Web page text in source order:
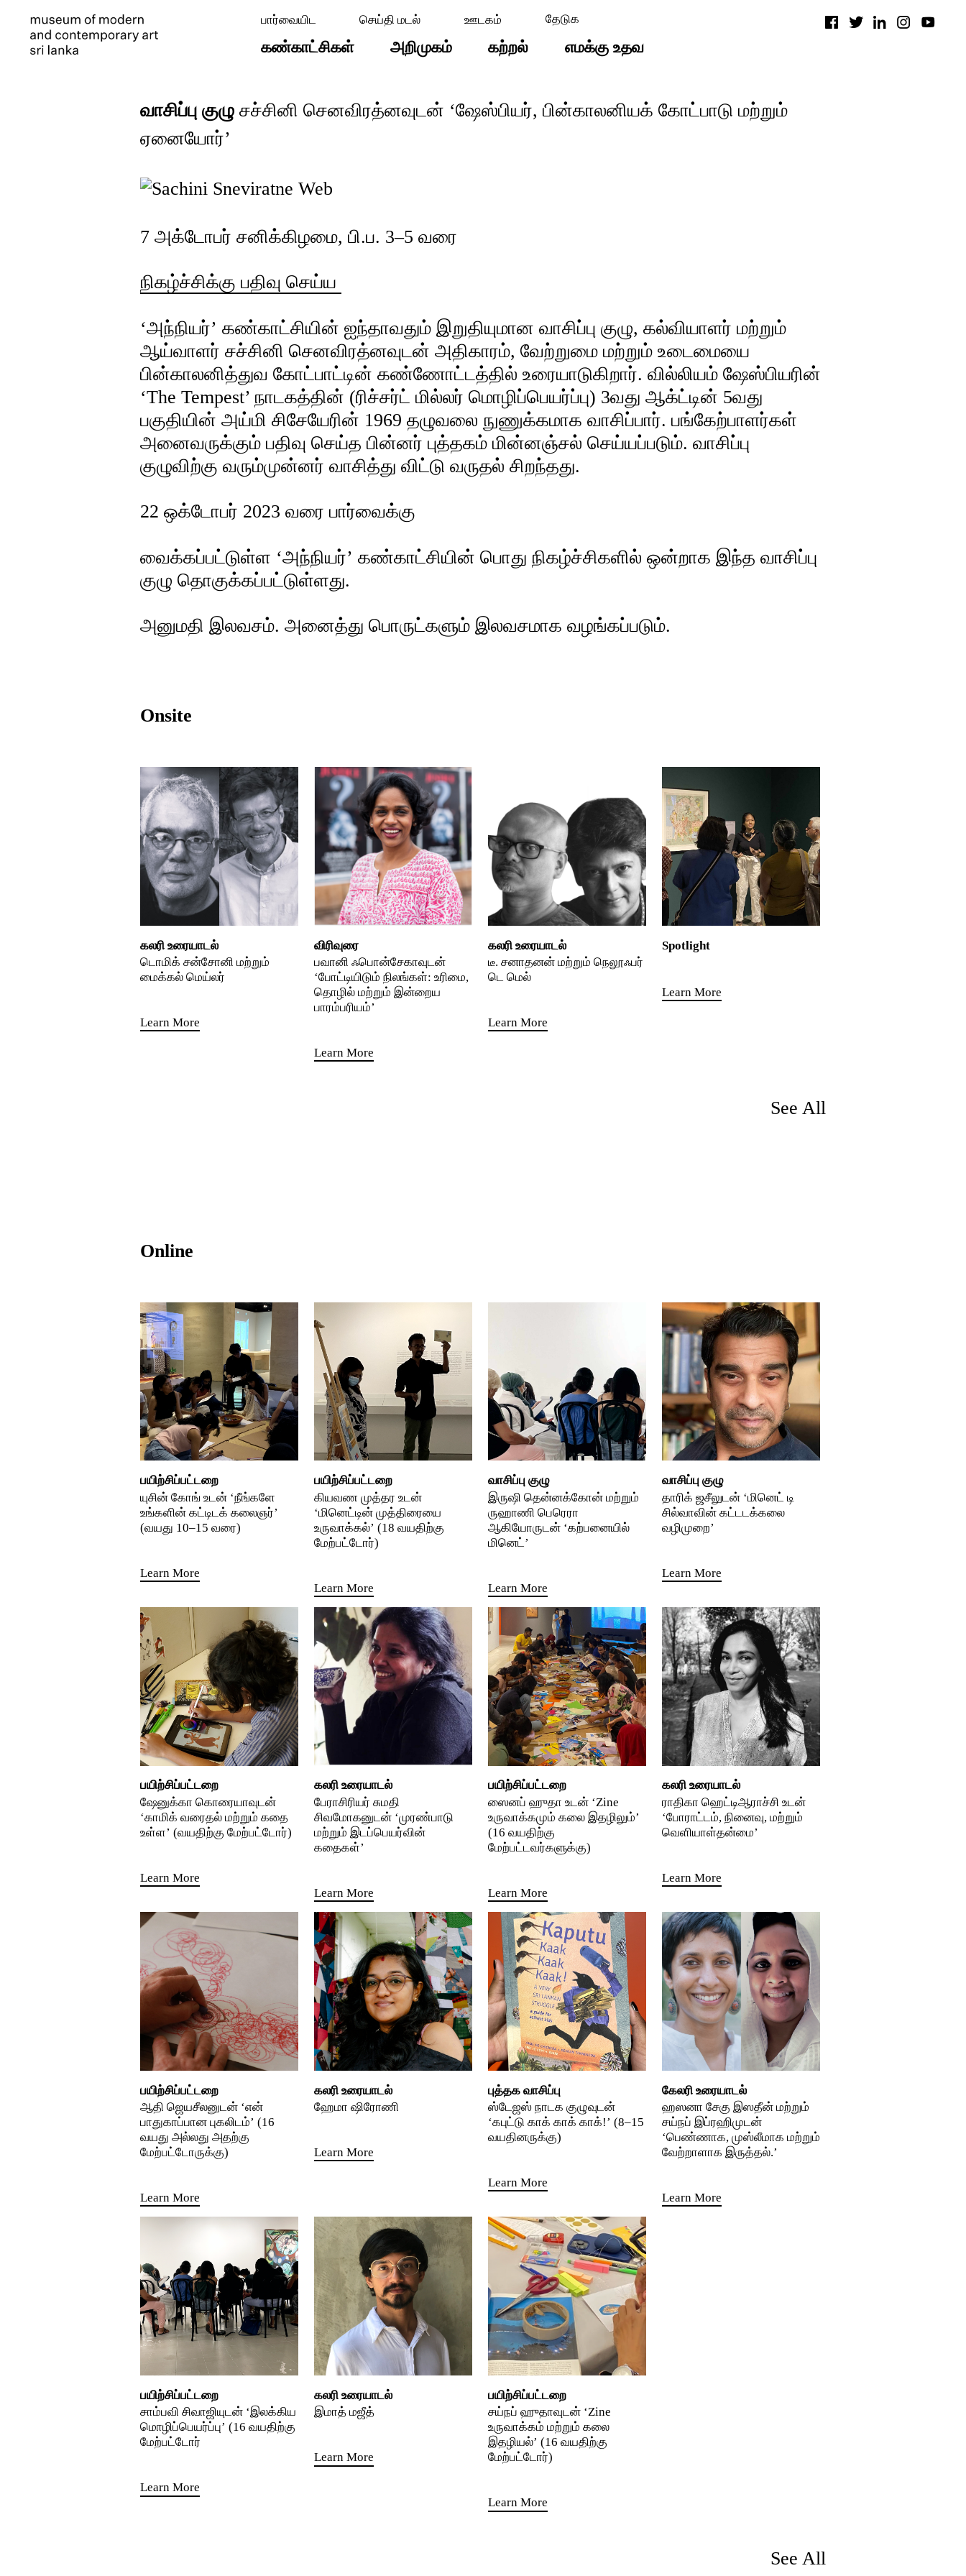
பார்வையிட செய்தி மடல் ஊடகம்
கண்காட்சிகள் அறிமுகம் கற்றல் எமக்கு உதவ
வாசிப்பு குழுசச்சினி செனவிரத்னவுடன் ‘ஷேஸ்பியர், பின்காலனியக் கோட்பாடு மற்றும்
ஏனையோர்’
7 அக்டோபர் சனிக்கிழமை, பி.ப. 3–5 வரை
நிகழ்ச்சிக்கு பதிவு செய்ய
‘அந்நியர்’ கண்காட்சியின் ஐந்தாவதும் இறுதியுமான வாசிப்பு குழு, கல்வியாளர் மற்றும்
ஆய்வாளர் சச்சினி செனவிரத்னவுடன் அதிகாரம், வேற்றுமை மற்றும் உடைமையை
பின்காலனித்துவ கோட்பாட்டின் கண்ணோட்டத்தில் உரையாடுகிறார். வில்லியம் ஷேஸ்பியரின்
‘The Tempest’ நாடகத்தின் (ரிச்சர்ட் மில்லர் மொழிப்பெயர்ப்பு) 3வது ஆக்ட்டின் 5வது
பகுதியின் அய்மி சிசேயேரின் 1969 தழுவலை நுணுக்கமாக வாசிப்பார். பங்கேற்பாளர்கள்
அனைவருக்கும் பதிவு செய்த பின்னர் புத்தகம் மின்னஞ்சல் செய்யப்படும். வாசிப்பு
குழுவிற்கு வரும்முன்னர் வாசித்து விட்டு வருதல் சிறந்தது.
22 ஒக்டோபர் 2023 வரை பார்வைக்கு
வைக்கப்பட்டுள்ள ‘அந்நியர்’ கண்காட்சியின் பொது நிகழ்ச்சிகளில் ஒன்றாக இந்த வாசிப்பு
குழு தொகுக்கப்பட்டுள்ளது.
அனுமதி இலவசம். அனைத்து பொருட்களும் இலவசமாக வழங்கப்படும்.
Onsite
கலரி உரையாடல்
டொமிக் சன்சோனி மற்றும்
மைக்கல் மெய்லர்
Learn More
விரிவுரை
பவானி ஃபொன்சேகாவுடன்
‘போட்டியிடும் நிலங்கள்: உரிமை,
தொழில் மற்றும் இன்றைய
பாரம்பரியம்’
Learn More
கலரி உரையாடல்
டீ. சனாதனன் மற்றும் நெலூஃபர்
டெ மெல்
Learn More
Spotlight
Learn More
See All
Online
பயிற்சிப்பட்டறை
யுசின் கோங் உடன் ‘நீங்களே
உங்களின் கட்டிடக் கலைஞர்’
(வயது 10–15 வரை)
Learn More
பயிற்சிப்பட்டறை
கியவண முத்தர உடன்
‘மினெட்டின் முத்திரையை
உருவாக்கல்’ (18 வயதிற்கு
மேற்பட்டோர்)
Learn More
வாசிப்பு குழு
இருஷி தென்னக்கோன் மற்றும்
ருஹாணி பெரெரா
ஆகியோருடன் ‘கற்பனையில்
மினெட்’
Learn More
வாசிப்பு குழு
தாரிக் ஜசீலுடன் ‘மினெட் டி
சில்வாவின் கட்டடக்கலை
வழிமுறை’
Learn More
பயிற்சிப்பட்டறை
ஷேனுக்கா கொரையாவுடன்
‘காமிக் வரைதல் மற்றும் கதை
உள்ள’ (வயதிற்கு மேற்பட்டோர்)
Learn More
கலரி உரையாடல்
பேராசிரியர் சுமதி
சிவமோகனுடன் ‘முரண்பாடு
மற்றும் இடப்பெயர்வின்
கதைகள்’
Learn More
பயிற்சிப்பட்டறை
ஸைனப் ஹுதா உடன் ‘Zine
உருவாக்கமும் கலை இதழிலும்’
(16 வயதிற்கு
மேற்பட்டவர்களுக்கு)
Learn More
கலரி உரையாடல்
ராதிகா ஹெட்டிஆராச்சி உடன்
‘போராட்டம், நினைவு, மற்றும்
வெளியாள்தன்மை’
Learn More
பயிற்சிப்பட்டறை
ஆதி ஜெயசீலனுடன் ‘என்
பாதுகாப்பான புகலிடம்’ (16
வயது அல்லது அதற்கு
மேற்பட்டோருக்கு)
Learn More
கலரி உரையாடல்
ஹேமா ஷிரோணி
Learn More
புத்தக வாசிப்பு
ஸ்டேஜஸ் நாடக குழுவுடன்
‘கபுட்டு காக் காக் காக்!’ (8–15
வயதினருக்கு)
Learn More
கேலரி உரையாடல்
ஹஸனா சேகு இஸதீன் மற்றும்
சய்நப் இப்ரஹிமுடன்
‘பெண்ணாக, முஸ்லீமாக மற்றும்
வேற்றாளாக இருத்தல்.’
Learn More
பயிற்சிப்பட்டறை
சாம்பவி சிவாஜியுடன் ‘இலக்கிய
மொழிப்பெயர்ப்பு’ (16 வயதிற்கு
மேற்பட்டோர்
Learn More
கலரி உரையாடல்
இமாத் மஜீத்
Learn More
பயிற்சிப்பட்டறை
சய்நப் ஹுதாவுடன் ‘Zine
உருவாக்கம் மற்றும் கலை
இதழியல்’ (16 வயதிற்கு
மேற்பட்டோர்)
Learn More
See All